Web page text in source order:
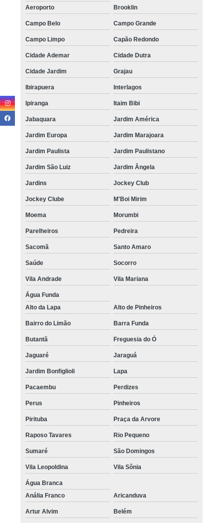
Aeroporto Brooklin
Campo Belo Campo Grande
Campo Limpo Capão Redondo
Cidade Ademar Cidade Dutra
Cidade Jardim Grajau
Ibirapuera Interlagos
Ipiranga Itaim Bibi
Jabaquara Jardim América
Jardim Europa Jardim Marajoara
Jardim Paulista Jardim Paulistano
Jardim São Luiz Jardim Ângela
Jardins Jockey Club
Jockey Clube M'Boi Mirim
Moema Morumbi
Parelheiros Pedreira
Sacomã Santo Amaro
Saúde Socorro
Vila Andrade Vila Mariana
Água Funda
Alto da Lapa
Alto de Pinheiros
Bairro do Limão Barra Funda
Butantã Freguesia do Ó
Jaguaré Jaraguá
Jardim Bonfiglioli Lapa
Pacaembu Perdizes
Perus Pinheiros
Pirituba Praça da Arvore
Raposo Tavares Rio Pequeno
Sumaré São Domingos
Vila Leopoldina Vila Sônia
Água Branca
Anália Franco
Aricanduva
Artur Alvim Belém